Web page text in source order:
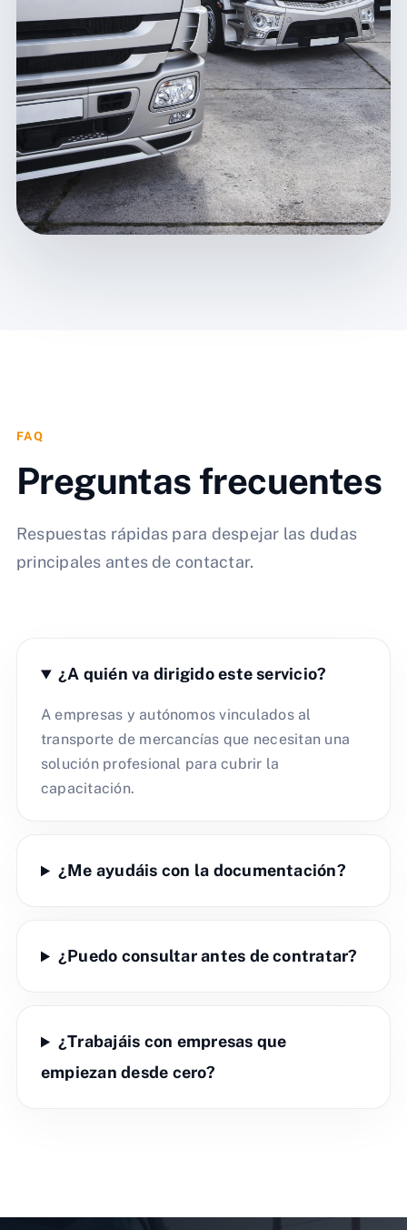
FAQ
Preguntas frecuentes
Respuestas rápidas para despejar las dudas
principales antes de contactar.
¿A quién va dirigido este servicio?
A empresas y autónomos vinculados al
transporte de mercancías que necesitan una
solución profesional para cubrir la
capacitación.
¿Me ayudáis con la documentación?
¿Puedo consultar antes de contratar?
¿Trabajáis con empresas que
empiezan desde cero?